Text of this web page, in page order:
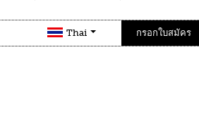
Thai กรอกใบสมัคร